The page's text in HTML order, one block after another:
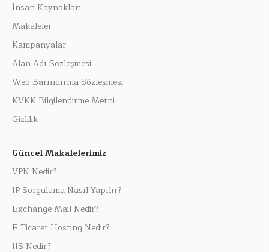
İnsan Kaynakları
Makaleler
Kampanyalar
Alan Adı Sözleşmesi
Web Barındırma Sözleşmesi
KVKK Bilgilendirme Metni
Gizlilik
Güncel Makalelerimiz
VPN Nedir?
IP Sorgulama Nasıl Yapılır?
Exchange Mail Nedir?
E Ticaret Hosting Nedir?
IIS Nedir?